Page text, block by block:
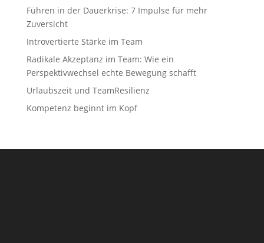
Führen in der Dauerkrise: 7 Impulse für mehr
Zuversicht
Introvertierte Stärke im Team
Radikale Akzeptanz im Team: Wie ein
Perspektivwechsel echte Bewegung schafft
Urlaubszeit und TeamResilienz
Kompetenz beginnt im Kopf